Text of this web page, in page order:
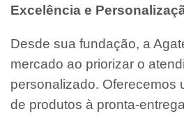
Excelência e
Desde sua fundação, a
mercado ao priorizar o
personalizado. Oferecemos
de produtos à pronta-